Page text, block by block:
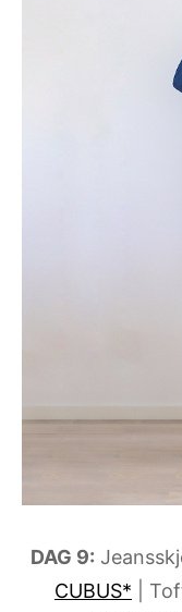
DAG 9:
CUBUS* |